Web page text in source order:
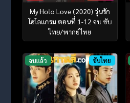
My Holo Love (2020) วุ่นรัก
โฮโลแกรม ตอนที่ 1-12 จบ ซับ
ไทย/พากย์ไทย
จบแล้ว ซับไทย